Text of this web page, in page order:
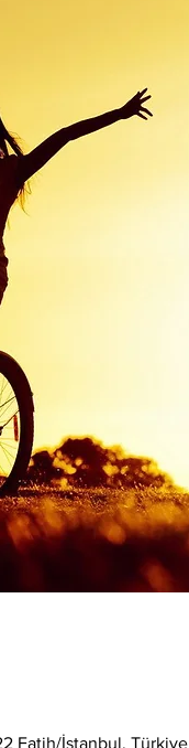
Fatih/İstanbul, Türkiye